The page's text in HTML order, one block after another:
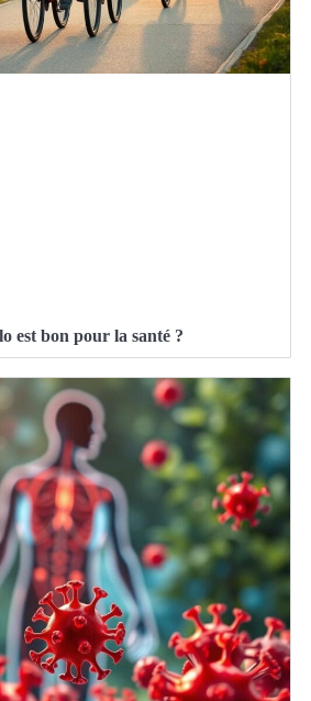
est bon pour la santé ?